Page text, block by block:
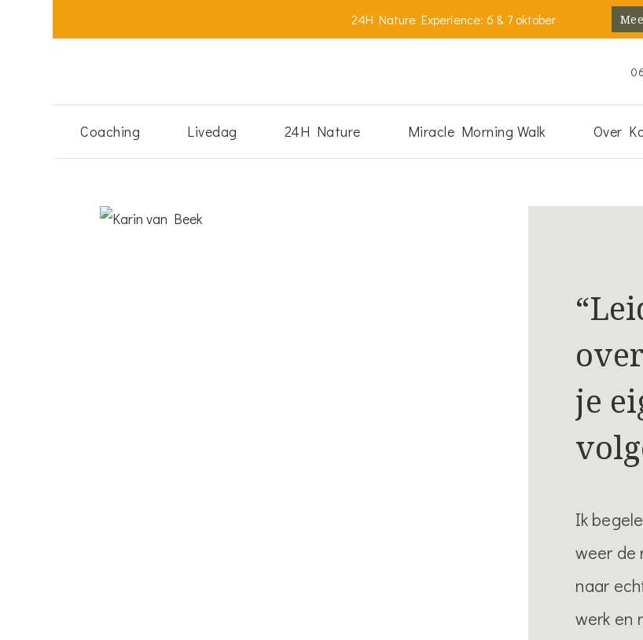
24H Nature Experience: 6 & 7 oktober
Coaching Livedag 24H Nature Miracle Morning Walk Over
je
Ik
weer de
naar
werk en